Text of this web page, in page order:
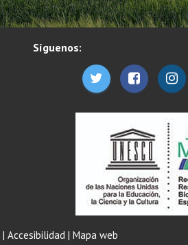
Síguenos:
| Accesibilidad | Mapa web